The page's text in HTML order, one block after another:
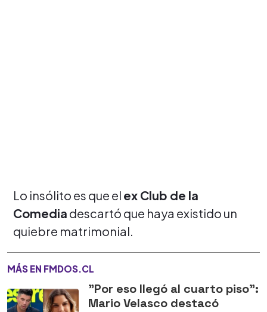
Lo insólito es que el ex Club de la
Comedia descartó que haya existido un
quiebre matrimonial.
MÁS EN FMDOS.CL
"Por eso llegó al cuarto piso":
Mario Velasco destacó